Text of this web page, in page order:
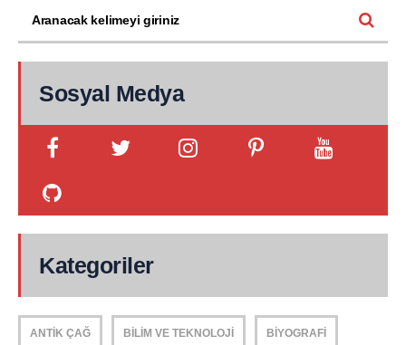
Sosyal Medya
Kategoriler
ANTIK ÇAĞ BILIM VE TEKNOLOJI BIYOGRAFI